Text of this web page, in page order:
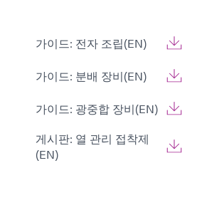
가이드: 전자 조립(EN)
가이드: 분배 장비(EN)
가이드: 광중합 장비(EN)
게시판: 열 관리 접착제
(EN)